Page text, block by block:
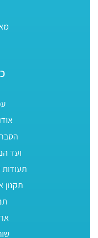
ועד
תקנון